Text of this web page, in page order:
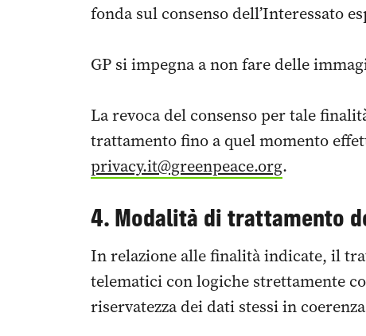
fonda sul consenso dell’Interessato
GP si impegna a non fare delle
La revoca del consenso per tale
trattamento fino a quel momento
privacy.it@greenpeace.org.
4. Modalità di trattamento
In relazione alle finalità indicate, il
telematici con logiche strettamente
riservatezza dei dati stessi in